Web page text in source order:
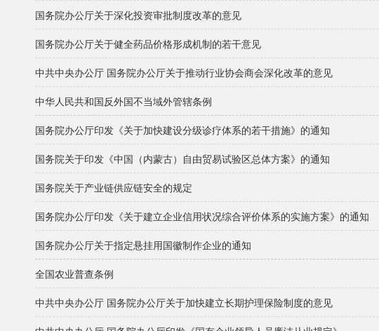
国务院办公厅关于深化投资审批制度改革的意见
国务院办公厅关于健全药品价格形成机制的若干意见
中共中央办公厅 国务院办公厅关于推动行业协会商会深化改革的意见
中华人民共和国反外国不当域外管辖条例
国务院办公厅印发《关于加快建设分级诊疗体系的若干措施》的通知
国务院关于印发《中国（内蒙古）自由贸易试验区总体方案》的通知
国务院关于产业链供应链安全的规定
国务院办公厅印发《关于建立企业信用状况综合评价体系的实施方案》的通知
国务院办公厅关于指定悬挂用国徽制作企业的通知
全国农业普查条例
中共中央办公厅 国务院办公厅关于加快建立长期护理保险制度的意见